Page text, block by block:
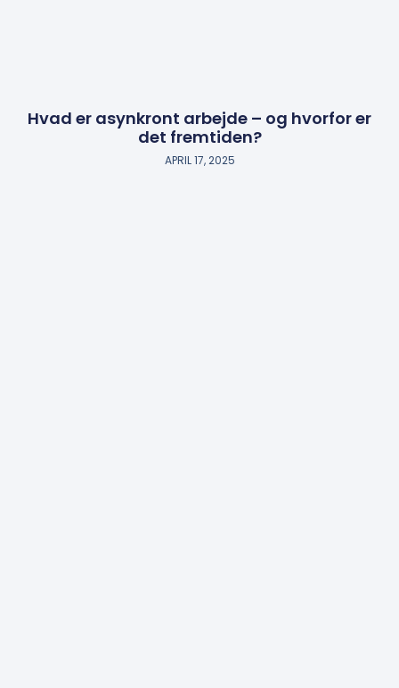
Hvad er asynkront arbejde – og hvorfor er
det fremtiden?
APRIL 17, 2025